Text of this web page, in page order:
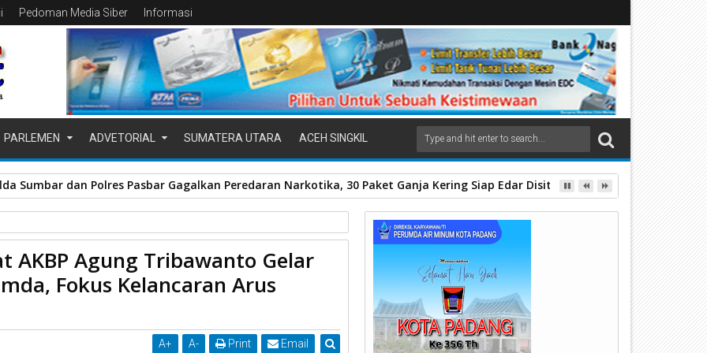
Pedoman Media Siber Informasi
PARLEMEN ADVETORIAL SUMATERA UTARA ACEH SINGKIL
Sumbar dan Polres Pasbar Gagalkan Peredaran Narkotika, 30 Paket Ganja Kering Siap Edar Disita
Rakor Bersama Forkopimda, Fokus Kelancaran Arus Mudik
AKBP Agung Tribawanto Gelar
Fokus Kelancaran Arus
A+ A- Print Email